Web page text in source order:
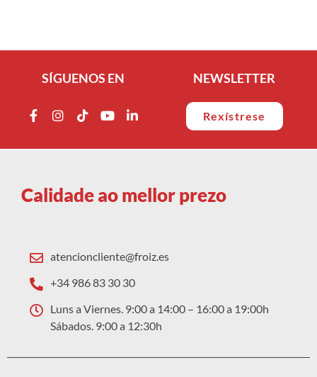
SÍGUENOS EN NEWSLETTER
Rexístrese
Calidade ao mellor prezo
atencioncliente@froiz.es
+34 986 83 30 30
Luns a Viernes. 9:00 a 14:00 – 16:00 a 19:00h
Sábados. 9:00 a 12:30h